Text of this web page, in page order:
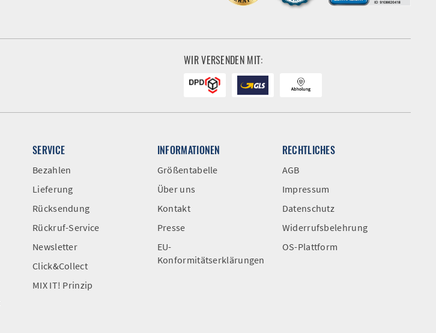
WIR VERSENDEN MIT:
SERVICE
Bezahlen
Lieferung
Rücksendung
Rückruf-Service
Newsletter
Click&Collect
MIX IT! Prinzip
INFORMATIONEN
Größentabelle
Über uns
Kontakt
Presse
EU-
Konformitätserklärungen
RECHTLICHES
AGB
Impressum
Datenschutz
Widerrufsbelehrung
OS-Plattform